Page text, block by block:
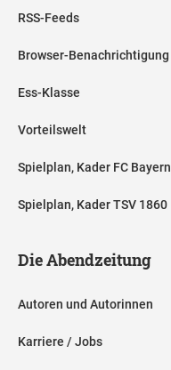
RSS-Feeds
Browser-Benachrichtigung
Ess-Klasse
Vorteilswelt
Spielplan, Kader FC Bayern
Spielplan, Kader TSV 1860
Die Abendzeitung
Autoren und Autorinnen
Karriere / Jobs